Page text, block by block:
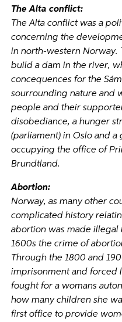
The Alta conflict:
The Alta conflict was a
concerning the
in north-western Norway.
build a dam in the river,
concequences for the
sourrounding nature and
people and their
disobediance, a hunger
(parliament) in Oslo and
occupying the office of
Brundtland.
Abortion:
Norway, as many other
complicated history
abortion was made illegal
1600s the crime of
Through the 1800 and
imprisonment and forced
fought for a womans
how many children she
first office to provide